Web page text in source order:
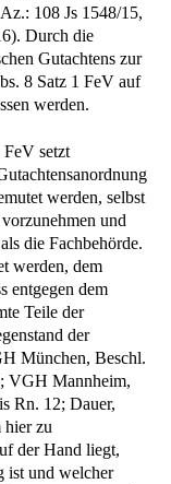
108 Js 1548/15,
Durch die
Gutachtens zur
8 Satz 1 FeV auf
werden.
FeV setzt
werden, selbst
und
die Fachbehörde.
werden, dem
entgegen dem
Teile der
der
München, Beschl.
VGH Mannheim,
Rn. 12; Dauer,
hier zu
der Hand liegt,
ist und welcher